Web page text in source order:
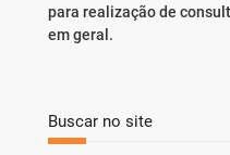
para realização de
em geral.
Buscar no site